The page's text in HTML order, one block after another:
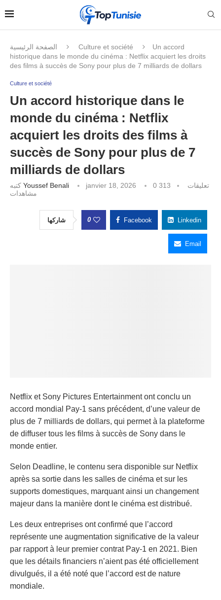
الصفحة الرئيسية Culture et société
Un accord
historique dans le monde du cinéma : Netflix acquiert les droits
des films à succès de Sony pour plus de 7 milliards de dollars
Culture et société
Un accord historique dans le
monde du cinéma : Netflix
acquiert les droits des films à
succès de Sony pour plus de 7
milliards de dollars
Youssef Benali janvier 18, 2026 0 تعليقات
313
مشاهدات
شاركها 0 Facebook Linkedin
Email
Netflix et Sony Pictures Entertainment ont conclu un
accord mondial Pay-1 sans précédent, d’une valeur de
plus de 7 milliards de dollars, qui permet à la plateforme
de diffuser tous les films à succès de Sony dans le
monde entier.
Selon Deadline, le contenu sera disponible sur Netflix
après sa sortie dans les salles de cinéma et sur les
supports domestiques, marquant ainsi un changement
majeur dans la manière dont le cinéma est distribué.
Les deux entreprises ont confirmé que l’accord
représente une augmentation significative de la valeur
par rapport à leur premier contrat Pay-1 en 2021. Bien
que les détails financiers n’aient pas été officiellement
divulgués, il a été noté que l’accord est de nature
mondiale.